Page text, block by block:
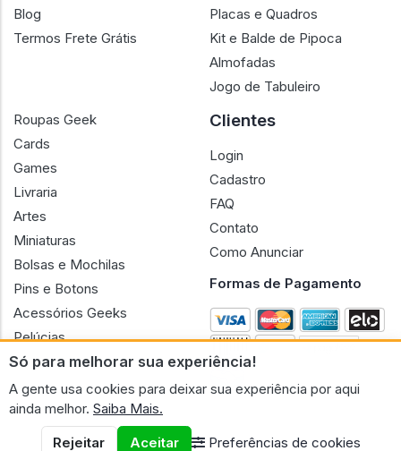
Só para melhorar sua experiência!
A gente usa cookies para deixar sua experiência por aqui
ainda melhor. Saiba Mais.
Rejeitar
Aceitar Preferências de cookies
Blog
Termos Frete Grátis
Placas e Quadros
Kit e Balde de Pipoca
Almofadas
Jogo de Tabuleiro
Roupas Geek
Cards
Games
Livraria
Artes
Miniaturas
Bolsas e Mochilas
Pins e Botons
Acessórios Geeks
Pelúcias
Bonecas
Clientes
Login
Cadastro
FAQ
Contato
Como Anunciar
Formas de Pagamento